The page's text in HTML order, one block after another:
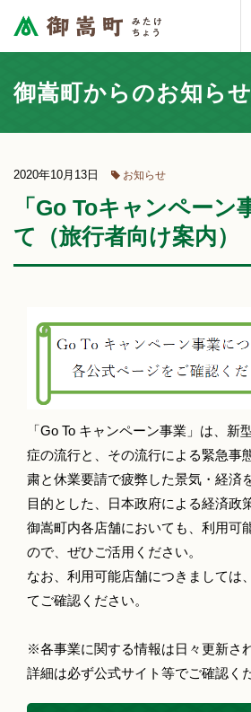
御嵩町からのお知らせ
2020年10月13日 お知らせ
「Go Toキャンペーン
て（旅行者向け案内）
「Go To キャンペーン事業」は、新
症の流行と、その流行による緊急事
粛と休業要請で疲弊した景気・経済
目的とした、日本政府による経済政
御嵩町内各店舗においても、利用可
ので、ぜひご活用ください。
なお、利用可能店舗につきましては
てご確認ください。
※各事業に関する情報は日々更新さ
詳細は必ず公式サイト等でご確認く